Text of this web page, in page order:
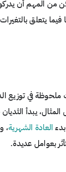
من المهم أن
فيما يتعلق
ملحوظة في توزيع
يبدأ الثديان
العادة الشهرية،
بعوامل عديدة.